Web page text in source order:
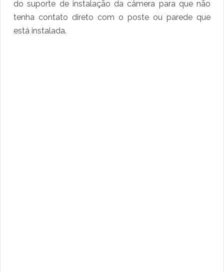
do suporte de instalação da câmera para que não
tenha contato direto com o poste ou parede que
está instalada.